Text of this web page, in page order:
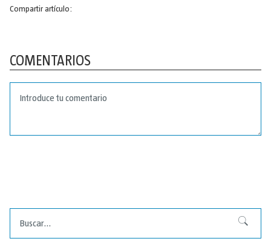
Compartir artículo:
COMENTARIOS
Buscar